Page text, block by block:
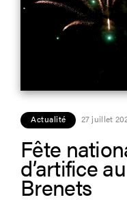
Actualité 27 juillet
Fête
d’artifice
Brenets